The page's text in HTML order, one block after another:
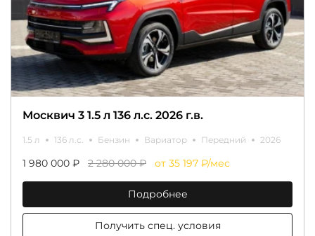
Москвич 3 1.5 л 136 л.с. 2026 г.в.
1.5 л 136 л.с. Бензин Вариатор Передний 2026
1 980 000 ₽ 2 280 000 ₽ от 35 197 ₽/мес
Подробнее
Получить спец. условия